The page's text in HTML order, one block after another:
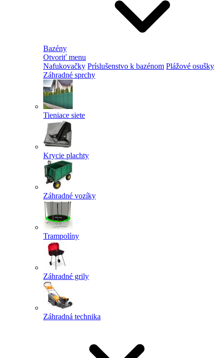
Bazény
Otvoriť menu
Nafukovačky Príslušenstvo k bazénom Plážové osušky
Záhradné sprchy
Tieniace siete
Krycie plachty
Záhradné vozíky
Trampolíny
Záhradné grily
Záhradná technika